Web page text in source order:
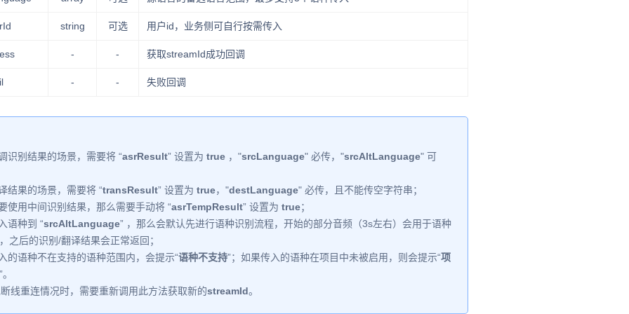
string 可选 用户id，业务侧可自行按需传入
- - 获取streamId成功回调
- - 失败回调
识别结果的场景，需要将 “asrResult” 设置为 true ，"srcLanguage" 必传，"srcAltLanguage" 可
结果的场景，需要将 “transResult” 设置为 true，"destLanguage" 必传，且不能传空字符串；
使用中间识别结果，那么需要手动将 “asrTempResult” 设置为 true；
语种到 “srcAltLanguage” ，那么会默认先进行语种识别流程，开始的部分音频（3s左右）会用于语种
之后的识别/翻译结果会正常返回；
的语种不在支持的语种范围内，会提示“语种不支持”；如果传入的语种在项目中未被启用，则会提示“项
”。
线重连情况时，需要重新调用此方法获取新的streamId。